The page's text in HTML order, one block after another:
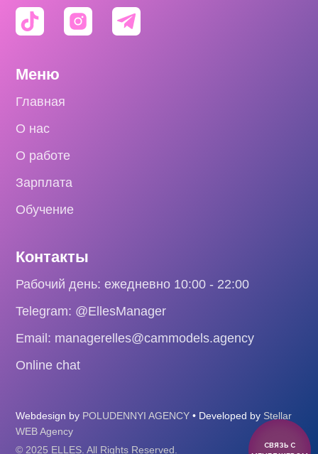
Меню
Главная
О нас
О работе
Зарплата
Обучение
Контакты
Рабочий день: ежедневно 10:00 - 22:00
Telegram: @EllesManager
Email: managerelles@cammodels.agency
Online chat
Webdesign by POLUDENNYI AGENCY • Developed by Stellar
WEB Agency
© 2025 ELLES. All Rights Reserved.
СВЯЗЬ С